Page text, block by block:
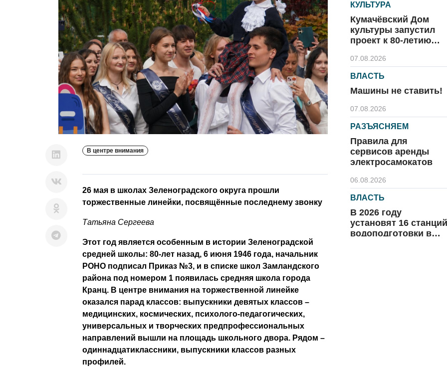
В центре внимания
26 мая в школах Зеленоградского округа прошли
торжественные линейки, посвящённые последнему звонку
Татьяна Сергеева
Этот год является особенным в истории Зеленоградской
средней школы: 80-лет назад, 6 июня 1946 года, начальник
РОНО подписал Приказ №3, и в списке школ Замландского
района под номером 1 появилась средняя школа города
Кранц. В центре внимания на торжественной линейке
оказался парад классов: выпускники девятых классов –
медицинских, космических, психолого-педагогических,
универсальных и творческих предпрофессиональных
направлений вышли на площадь школьного двора. Рядом –
одиннадцатиклассники, выпускники классов разных
профилей.
КУЛЬТУРА
Кумачёвский Дом
культуры запустил
проект к 80-летию
07.08.2026
ВЛАСТЬ
Машины не ставить!
07.08.2026
РАЗЪЯСНЯЕМ
Правила для
сервисов аренды
электросамокатов
06.08.2026
ВЛАСТЬ
В 2026 году
установят 16 станций
водоподготовки в